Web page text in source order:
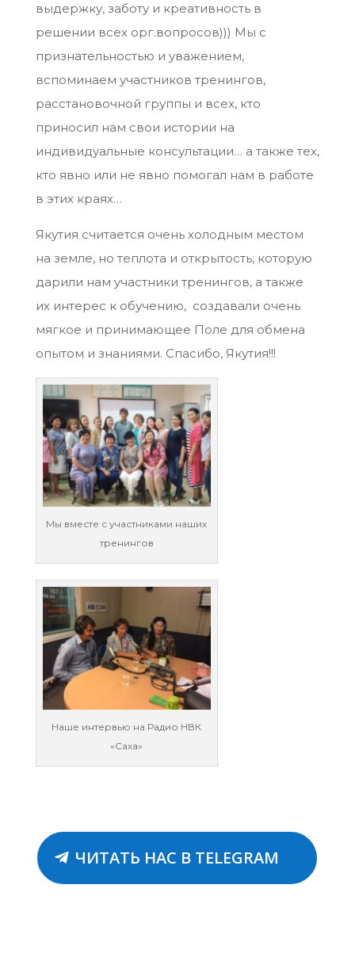
выдержку, заботу и креативность в
решении всех орг.вопросов))) Мы с
признательностью и уважением,
вспоминаем участников тренингов,
расстановочной группы и всех, кто
приносил нам свои истории на
индивидуальные консультации… а также тех,
кто явно или не явно помогал нам в работе
в этих краях…
Якутия считается очень холодным местом
на земле, но теплота и открытость, которую
дарили нам участники тренингов, а также
их интерес к обучению, создавали очень
мягкое и принимающее Поле для обмена
опытом и знаниями. Спасибо, Якутия!!!
Мы вместе с участниками наших
тренингов
Наше интервью на Радио НВК
«Саха»
ЧИТАТЬ НАС В TELEGRAM